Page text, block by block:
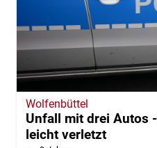
Wolfenbüttel
Unfall mit drei Autos
leicht verletzt